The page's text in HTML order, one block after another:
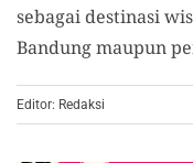
sebagai destinasi
Bandung maupun
Editor: Redaksi